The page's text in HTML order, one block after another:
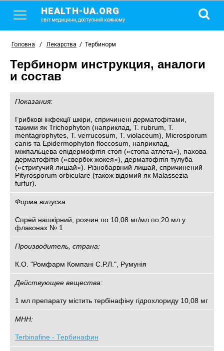
HEALTH-UA.ORG
світ медицини, доступний кожному
Головна / Лекарства / Тербинорм
Тербинорм инструкция, аналоги
и состав
Показания:
Грибкові інфекції шкіри, спричинені дерматофітами,
такими як Trichophyton (наприклад, T. rubrum, T.
mentagrophytes, T. verrucosum, T. violaceum), Microsporum
canis та Epidermophyton floccosum, наприклад,
міжпальцева епідермофітія стоп («стопа атлета»), пахова
дерматофітія («свербіж жокея»), дерматофітія тулуба
(«стригучий лишай»). Різнобарвний лишай, спричинений
Pityrosporum orbiculare (також відомий як Malassezia
furfur).
Форма випуска:
Спрей нашкірний, розчин по 10,08 мг/мл по 20 мл у
флаконах № 1
Производитель, страна:
К.О. "Ромфарм Компані С.Р.Л.", Румунія
Действующее вещества:
1 мл препарату містить тербінафіну гідрохлориду 10,08 мг
МНН:
Terbinafine - Тербинафин